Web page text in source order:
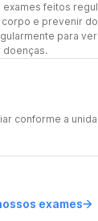
exames feitos
e prevenir
para
doenças.
conforme a
exames